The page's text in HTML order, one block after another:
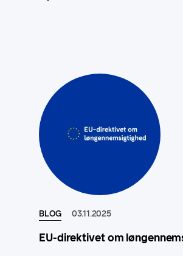
BLOG 03.11.2025
EU-direktivet om